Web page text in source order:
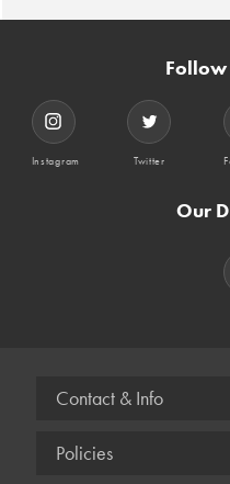
Follow
Instagram Twitter
Our
Contact & Info
Policies